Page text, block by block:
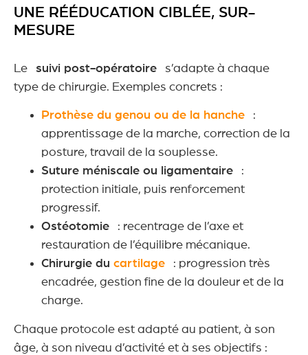
UNE RÉÉDUCATION CIBLÉE, SUR-
MESURE
Le suivi post-opératoire s’adapte à chaque
type de chirurgie. Exemples concrets :
Prothèse du genou ou de la hanche :
apprentissage de la marche, correction de la
posture, travail de la souplesse.
Suture méniscale ou ligamentaire :
protection initiale, puis renforcement
progressif.
Ostéotomie : recentrage de l’axe et
restauration de l’équilibre mécanique.
Chirurgie du cartilage : progression très
encadrée, gestion fine de la douleur et de la
charge.
Chaque protocole est adapté au patient, à son
âge, à son niveau d’activité et à ses objectifs :